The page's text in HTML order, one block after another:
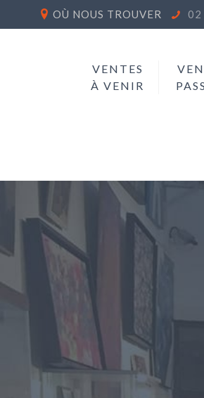
OÙ NOUS TROUVER 02
VENTES
À VENIR